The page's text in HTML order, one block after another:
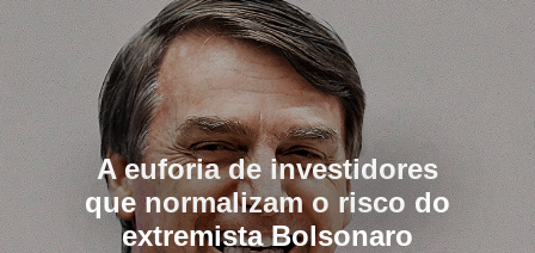
A euforia de investidores
que normalizam o risco do
extremista Bolsonaro